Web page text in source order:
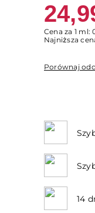
Cena za 1 ml:
Najniższa
Porównaj
14